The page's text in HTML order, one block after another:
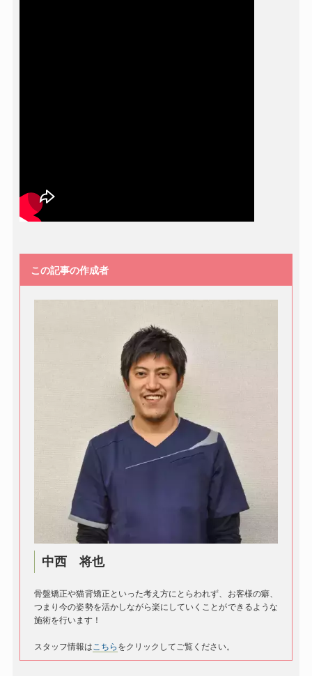
この記事の作成者
中西 将也
骨盤矯正や猫背矯正といった考え方にとらわれず、お客様の癖、
つまり今の姿勢を活かしながら楽にしていくことができるような
施術を行います！
スタッフ情報はこちら をクリックしてご覧ください。